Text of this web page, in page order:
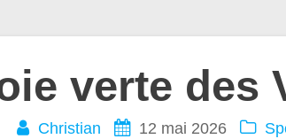
verte des
Christian 12 mai 2026